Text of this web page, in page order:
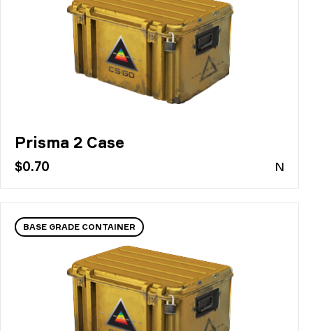
Prisma 2 Case
$0.70 N
BASE GRADE CONTAINER